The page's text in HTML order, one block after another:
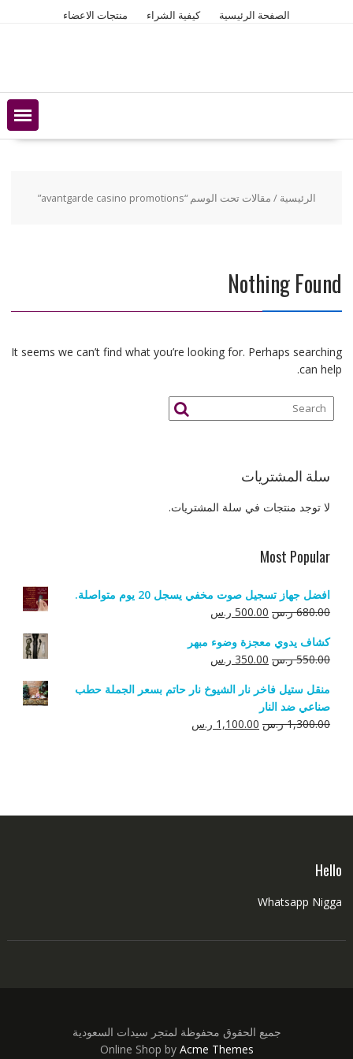
الصفحة الرئيسية كيفية الشراء منتجات الاعضاء
الرئيسية / مقالات تحت الوسم “avantgarde casino promotions”
Nothing Found
It seems we can’t find what you’re looking for. Perhaps searching
can help.
سلة المشتريات
لا توجد منتجات في سلة المشتريات.
Most Popular
افضل جهاز تسجيل صوت مخفي يسجل 20 يوم متواصلة.
680.00 ر.س السعر
هو:
680.00 ر.س.
500.00 ر.سالسعر
هو:
500.00 ر.س.
كشاف يدوي معجزة وضوء مبهر
550.00 ر.س السعر
هو:
550.00 ر.س.
350.00 ر.سالسعر
هو:
منقل ستيل فاخر نار الشيوخ نار حاتم بسعر الجملة حطب
صناعي ضد النار
1,300.00 ر.س السعر
1,100.00 ر.سالسعر
Hello
Whatsapp Nigga
جميع الحقوق محفوظة لمتجر سيدات السعودية
Online Shop by Acme Themes